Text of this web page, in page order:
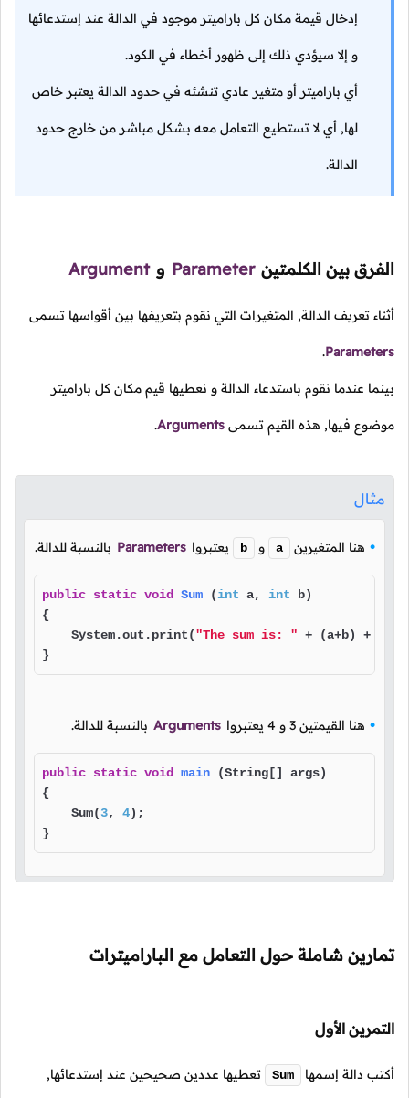
إدخال قيمة مكان كل باراميتر موجود في الدالة عند إستدعائها
و إلا سيؤدي ذلك إلى ظهور أخطاء في الكود.
أي باراميتر أو متغير عادي تنشئه في حدود الدالة يعتبر خاص
لها, أي لا تستطيع التعامل معه بشكل مباشر من خارج حدود
الدالة.
الفرق بين الكلمتين Parameter و Argument
أثناء تعريف الدالة, المتغيرات التي نقوم بتعريفها بين أقواسها تسمى
Parameters
.
بينما عندما نقوم باستدعاء الدالة و نعطيها قيم مكان كل باراميتر
موضوع فيها, هذه القيم تسمى Arguments
.
مثال
هنا المتغيرين a و b يعتبروا Parameters بالنسبة للدالة.
public static void Sum (int a, int b)
{
    System.out.print(
"The sum is: " + (a+b) +
}
هنا القيمتين 3 و 4 يعتبروا Arguments بالنسبة للدالة.
public static void main
(String[] args)
{
    Sum(
3, 4);
}
تمارين شاملة حول التعامل مع الباراميترات
التمرين الأول
أكتب دالة إسمها Sum تعطيها عددين صحيحين عند إستدعائها,